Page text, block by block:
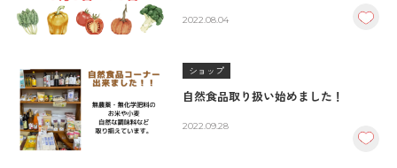
2022.08.04
ショップ
自然食品取り扱い始めました！
2022.09.28